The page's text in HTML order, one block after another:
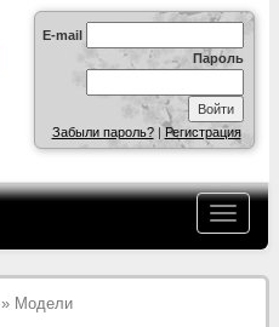
E-mail
Пароль
Забыли пароль?|Регистрация
» Модели